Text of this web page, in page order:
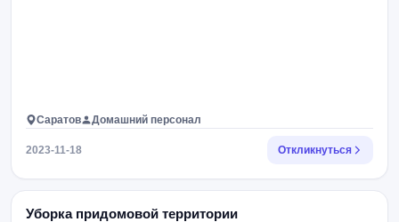
Саратов Домашний персонал
2023-11-18 Откликнуться
Уборка придомовой территории